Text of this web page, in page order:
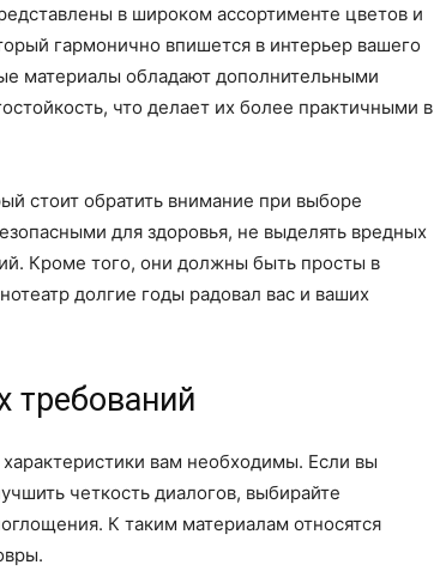
в широком ассортименте цветов и
гармонично впишется в интерьер вашего
материалы обладают дополнительными
что делает их более практичными в
стоит обратить внимание при выборе
для здоровья, не выделять вредных
Кроме того, они должны быть просты в
долгие годы радовал вас и ваших
требований
вам необходимы. Если вы
четкость диалогов, выбирайте
К таким материалам относятся